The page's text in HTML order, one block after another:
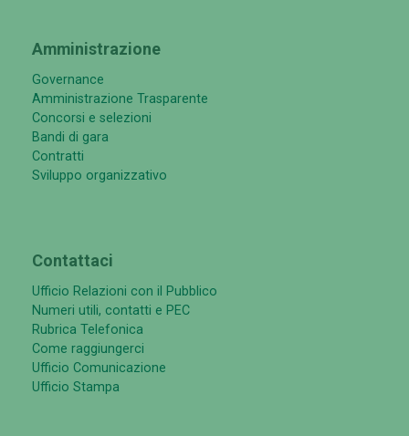
Amministrazione
Governance
Amministrazione Trasparente
Concorsi e selezioni
Bandi di gara
Contratti
Sviluppo organizzativo
Contattaci
Ufficio Relazioni con il Pubblico
Numeri utili, contatti e PEC
Rubrica Telefonica
Come raggiungerci
Ufficio Comunicazione
Ufficio Stampa